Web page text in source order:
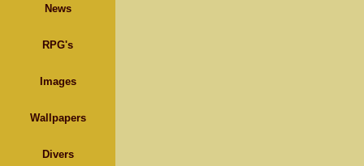
News
RPG's
Images
Wallpapers
Divers